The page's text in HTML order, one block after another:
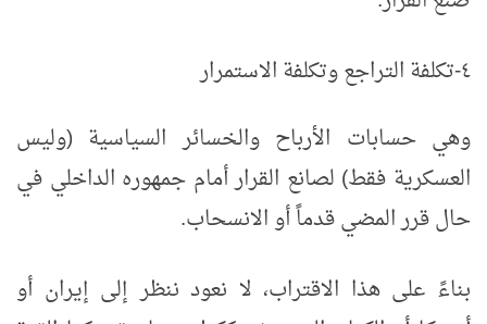
٤- تكلفة التراجع وتكلفة الاستمرار
وهي حسابات الأرباح والخسائر السياسية (وليس
العسكرية فقط) لصانع القرار أمام جمهوره الداخلي في
حال قرر المضي قدماً أو الانسحاب.
بناءً على هذا الاقتراب، لا نعود ننظر إلى إيران أو